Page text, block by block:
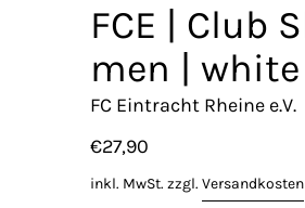
FCE | Club
men | white
FC Eintracht Rheine e.V.
€27,90
inkl. MwSt. zzgl. Versandkosten